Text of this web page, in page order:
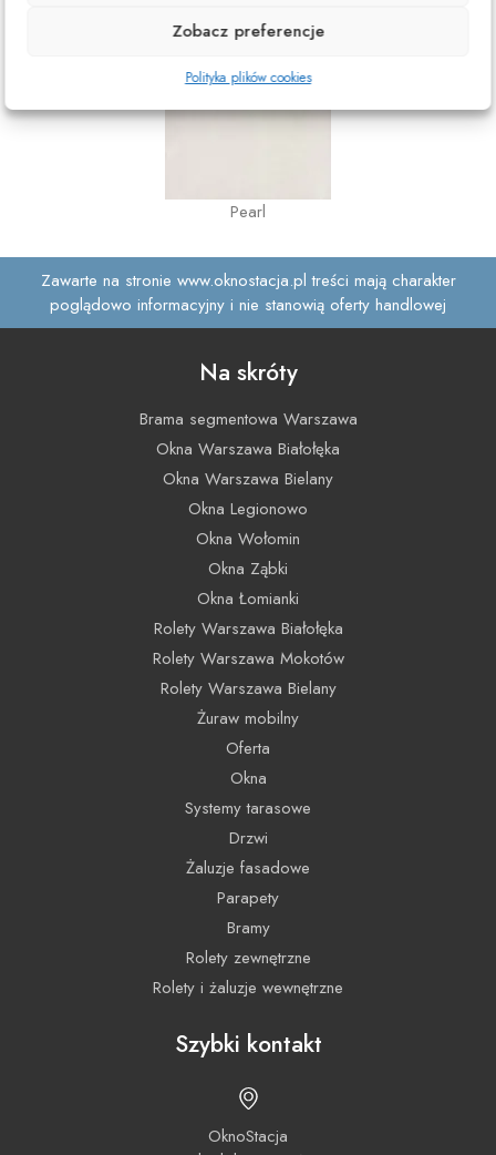
Zobacz preferencje
Polityka plików cookies
Pearl
Zawarte na stronie www.oknostacja.pl treści mają charakter
poglądowo informacyjny i nie stanowią oferty handlowej
Na skróty
Brama segmentowa Warszawa
Okna Warszawa Białołęka
Okna Warszawa Bielany
Okna Legionowo
Okna Wołomin
Okna Ząbki
Okna Łomianki
Rolety Warszawa Białołęka
Rolety Warszawa Mokotów
Rolety Warszawa Bielany
Żuraw mobilny
Oferta
Okna
Systemy tarasowe
Drzwi
Żaluzje fasadowe
Parapety
Bramy
Rolety zewnętrzne
Rolety i żaluzje wewnętrzne
Szybki kontakt
OknoStacja